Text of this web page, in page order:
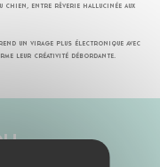
chien, entre rêverie hallucinée aux
un virage plus électronique avec
leur créativité débordante.
!